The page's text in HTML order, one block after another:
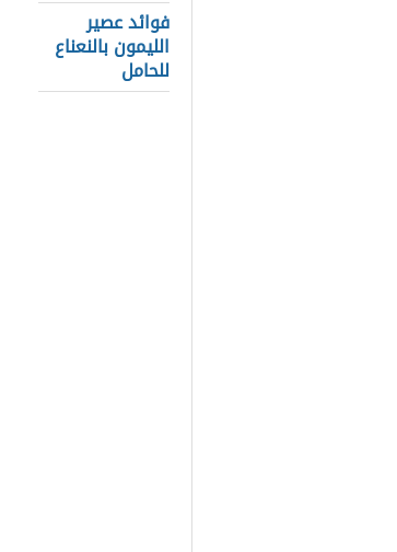
فوائد عصير
الليمون بالنعناع
للحامل